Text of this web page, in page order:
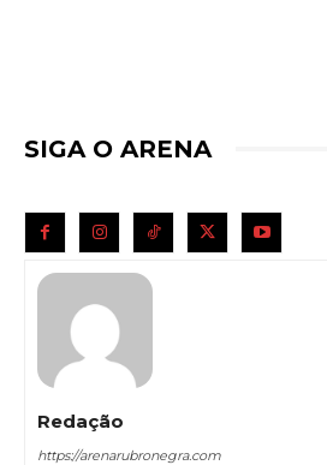
SIGA O ARENA
Redação
https://arenarubronegra.com